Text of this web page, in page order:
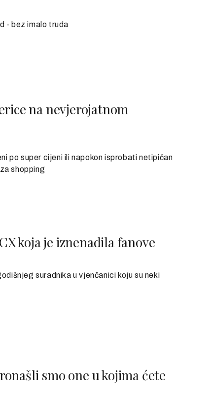
- bez imalo truda
na nevjerojatnom
po super cijeni ili napokon isprobati netipičan
shopping
koja je iznenadila fanove
suradnika u vjenčanici koju su neki
smo one u kojima ćete